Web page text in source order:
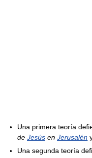
Una primera teoría
de Jesús en Jerusalén
Una segunda teoría